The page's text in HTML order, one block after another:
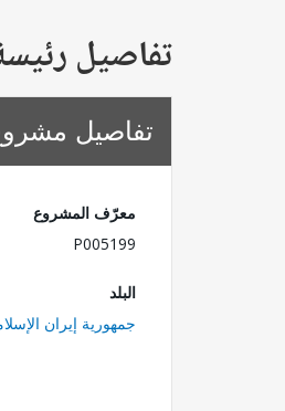
تفاصيل
تفاصيل
معرّف المشروع
P005199
البلد
جمهورية إيران